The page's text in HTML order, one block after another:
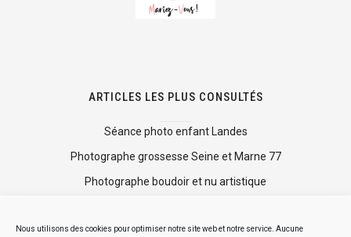
Nous utilisons des cookies pour optimiser notre site web et notre service. Aucune
ARTICLES LES PLUS CONSULTÉS
Séance photo enfant Landes
Photographe grossesse Seine et Marne 77
Photographe boudoir et nu artistique
Mini séance photo Noël